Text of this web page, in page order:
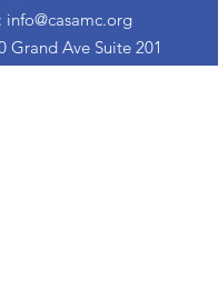
: info@casamc.org
Grand Ave Suite 201